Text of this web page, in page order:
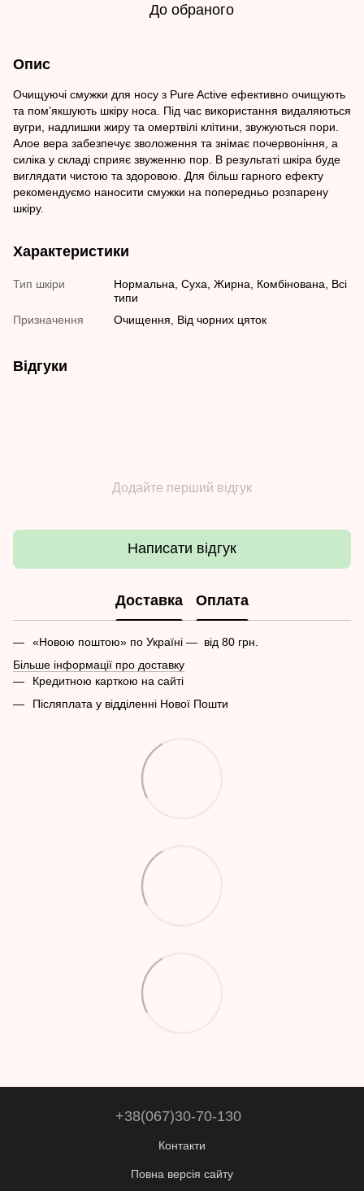
До обраного
Опис
Очищуючі смужки для носу з Pure Active ефективно очищують
та пом’якшують шкіру носа. Під час використання видаляються
вугри, надлишки жиру та омертвілі клітини, звужуються пори.
Алое вера забезпечує зволоження та знімає почервоніння, а
силіка у складі сприяє звуженню пор. В результаті шкіра буде
виглядати чистою та здоровою. Для більш гарного ефекту
рекомендуємо наносити смужки на попередньо розпарену
шкіру.
Характеристики
Тип шкіри
Нормальна, Суха, Жирна, Комбінована, Всі
типи
Призначення
Очищення, Від чорних цяток
Відгуки
Додайте перший відгук
Написати відгук
Доставка Оплата
«Новою поштою» по Україні — від 80 грн.
Більше інформації про доставку
Кредитною карткою на сайті
Післяплата у відділенні Нової Пошти
+38(067)30-70-130
Контакти
Повна версія сайту